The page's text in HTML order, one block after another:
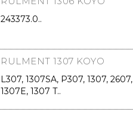
243373.0..
RULMENT 1307 KOYO
L307, 1307SA, P307, 1307, 2607,
1307E, 1307 T..